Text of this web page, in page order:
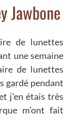
Jawbone
de lunettes
une semaine
de lunettes
gardé pendant
j'en étais très
m'ont fait